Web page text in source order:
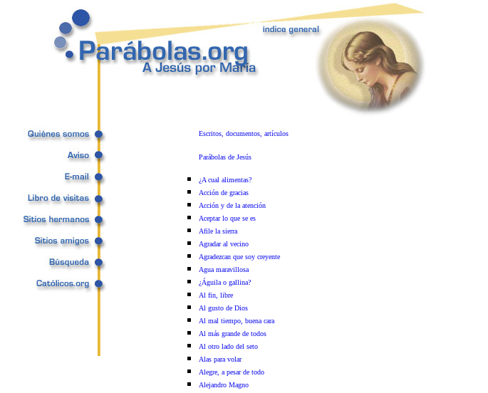
Escritos, documentos, artículos
Parábolas de Jesús
¿A cual alimentas?
Acción de gracias
Acción y de la atención
Aceptar lo que se es
Afile la sierra
Agradar al vecino
Agradezcan que soy creyente
Agua maravillosa
¿Águila o gallina?
Al fin, libre
Al gusto de Dios
Al mal tiempo, buena cara
Al más grande de todos
Al otro lado del seto
Alas para volar
Alegre, a pesar de todo
Alejandro Magno